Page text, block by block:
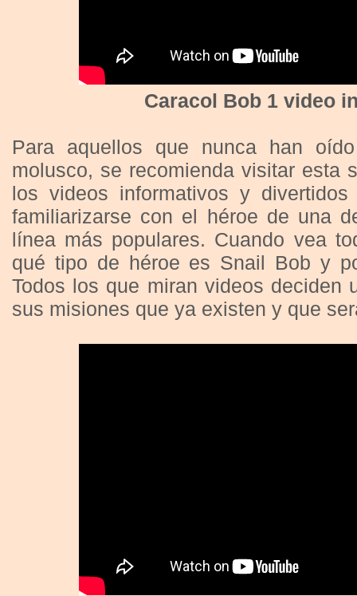
Caracol Bob 1 video
Para aquellos que nunca han
molusco, se recomienda visitar esta
los videos informativos y
familiarizarse con el héroe de una
línea más populares. Cuando vea
qué tipo de héroe es Snail Bob y
Todos los que miran videos deciden
sus misiones que ya existen y que